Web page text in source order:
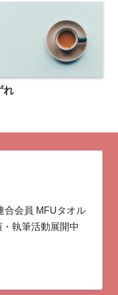
れ
合会員 MFUタオル
執筆活動展開中